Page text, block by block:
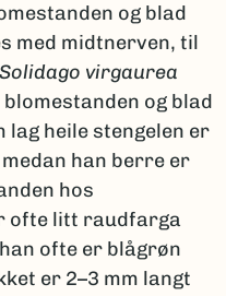
og blad
med midtnerven, til
Solidago virgaurea
og blad
lag heile stengelen er
han berre er
hos
ofte litt raudfarga
ofte er blågrøn
er 2–3 mm langt